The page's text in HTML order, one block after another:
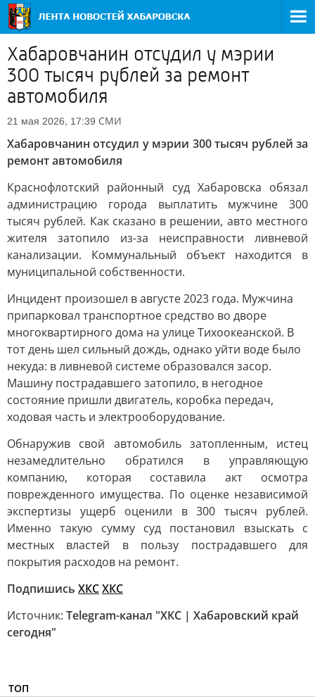
Хабаровчанин отсудил у мэрии
300 тысяч рублей за ремонт
автомобиля
21 мая 2026, 17:39 СМИ
Хабаровчанин отсудил у мэрии 300 тысяч рублей за
ремонт автомобиля
Краснофлотский районный суд Хабаровска обязал
администрацию города выплатить мужчине 300
тысяч рублей. Как сказано в решении, авто местного
жителя затопило из-за неисправности ливневой
канализации. Коммунальный объект находится в
муниципальной собственности.
Инцидент произошел в августе 2023 года. Мужчина
припарковал транспортное средство во дворе
многоквартирного дома на улице Тихоокеанской. В
тот день шел сильный дождь, однако уйти воде было
некуда: в ливневой системе образовался засор.
Машину пострадавшего затопило, в негодное
состояние пришли двигатель, коробка передач,
ходовая часть и электрооборудование.
Обнаружив свой автомобиль затопленным, истец
незамедлительно обратился в управляющую
компанию, которая составила акт осмотра
поврежденного имущества. По оценке независимой
экспертизы ущерб оценили в 300 тысяч рублей.
Именно такую сумму суд постановил взыскать с
местных властей в пользу пострадавшего для
покрытия расходов на ремонт.
Подпишись ХКСХКС
Источник: Telegram-канал "ХКС | Хабаровский край
сегодня"
ТОП